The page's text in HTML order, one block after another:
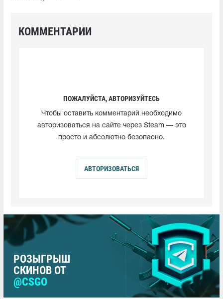
КОММЕНТАРИИ
ПОЖАЛУЙСТА, АВТОРИЗУЙТЕСЬ
Чтобы оставить комментарий необходимо
авторизоваться на сайте через Steam — это
просто и абсолютно безопасно.
АВТОРИЗОВАТЬСЯ
РОЗЫГРЫШ
СКИНОВ ОТ
@CSGO